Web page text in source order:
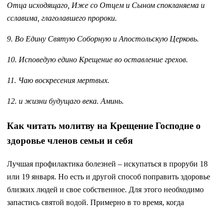
Отца исходящаго, Иже со Отцем и Сыном спокланяема и
сславима, глаголавшего пророки.
9. Во Едину Святую Соборную и Апостольскую Церковь.
10. Исповедую едино Крещение во оставление грехов.
11. Чаю воскресения мертвых.
12. и жизни будущаго века. Аминь.
Как читать молитву на Крещение Господне о
здоровье членов семьи и себя
Лучшая профилактика болезней – искупаться в проруби 18
или 19 января. Но есть и другой способ поправить здоровье
близких людей и свое собственное. Для этого необходимо
запастись святой водой. Примерно в то время, когда